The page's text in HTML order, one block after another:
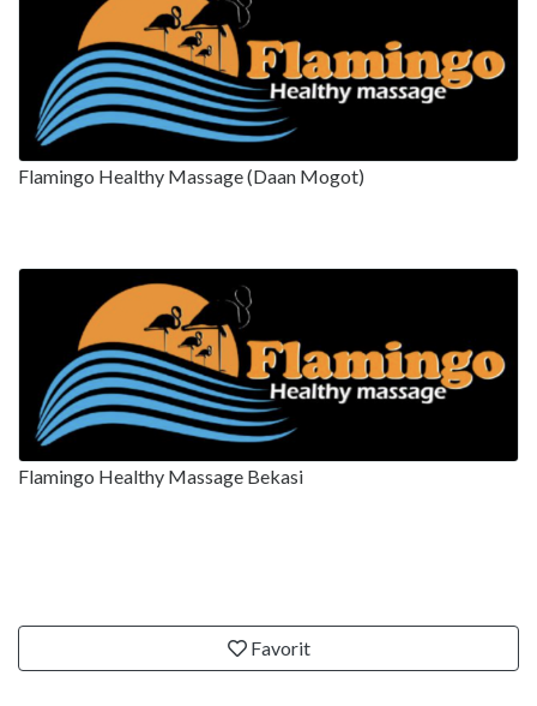
Flamingo Healthy Massage (Daan Mogot)
Flamingo Healthy Massage Bekasi
Favorit